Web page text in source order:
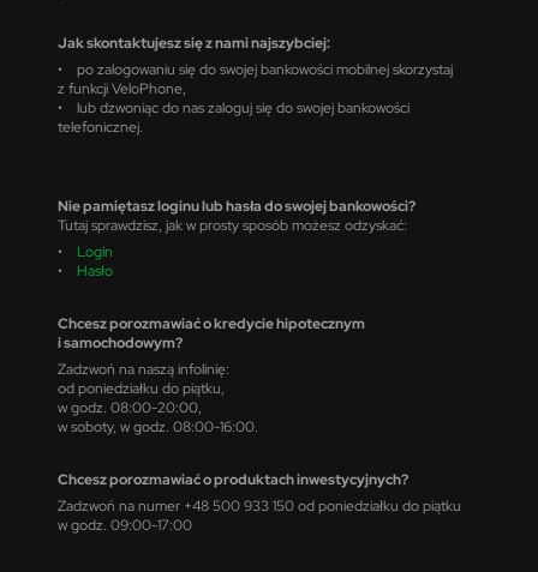
Jak skontaktujesz się z nami najszybciej:
• po zalogowaniu się do swojej bankowości mobilnej skorzystaj
z funkcji VeloPhone,
• lub dzwoniąc do nas zaloguj się do swojej bankowości
telefonicznej.
Nie pamiętasz loginu lub hasła do swojej bankowości?
Tutaj sprawdzisz, jak w prosty sposób możesz odzyskać:
• Login
• Hasło
Chcesz porozmawiać o kredycie hipotecznym
i samochodowym?
Zadzwoń na naszą infolinię:
od poniedziałku do piątku,
w godz. 08:00-20:00,
w soboty, w godz. 08:00-16:00.
Chcesz porozmawiać o produktach inwestycyjnych?
Zadzwoń na numer +48 500 933 150 od poniedziałku do piątku
w godz. 09:00-17:00